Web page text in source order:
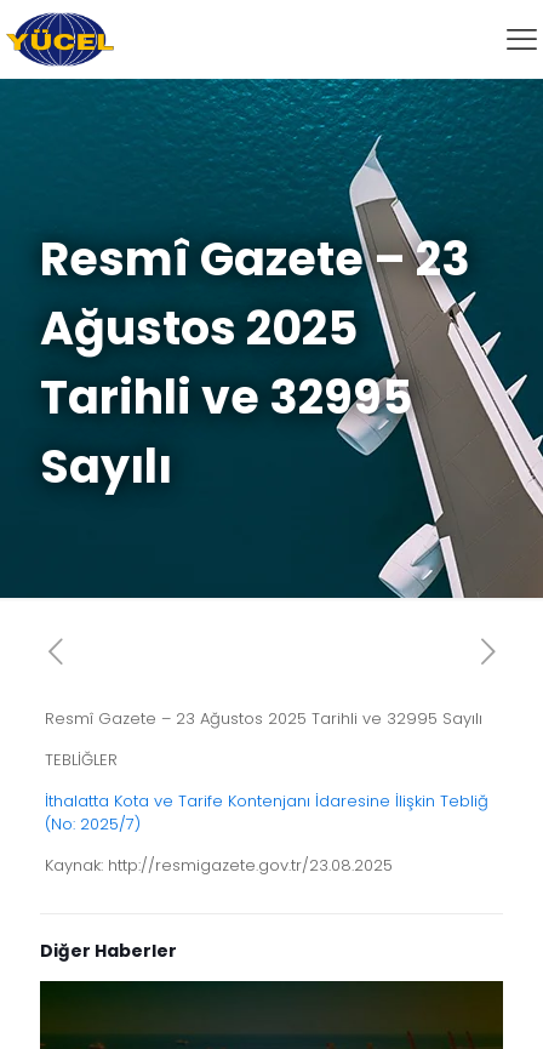
Resmî Gazete – 23
Ağustos 2025
Tarihli ve 32995
Sayılı
Resmî Gazete – 23 Ağustos 2025 Tarihli ve 32995 Sayılı
TEBLİĞLER
İthalatta Kota ve Tarife Kontenjanı İdaresine İlişkin Tebliğ
(No: 2025/7)
Kaynak: http://resmigazete.gov.tr/23.08.2025
Diğer Haberler